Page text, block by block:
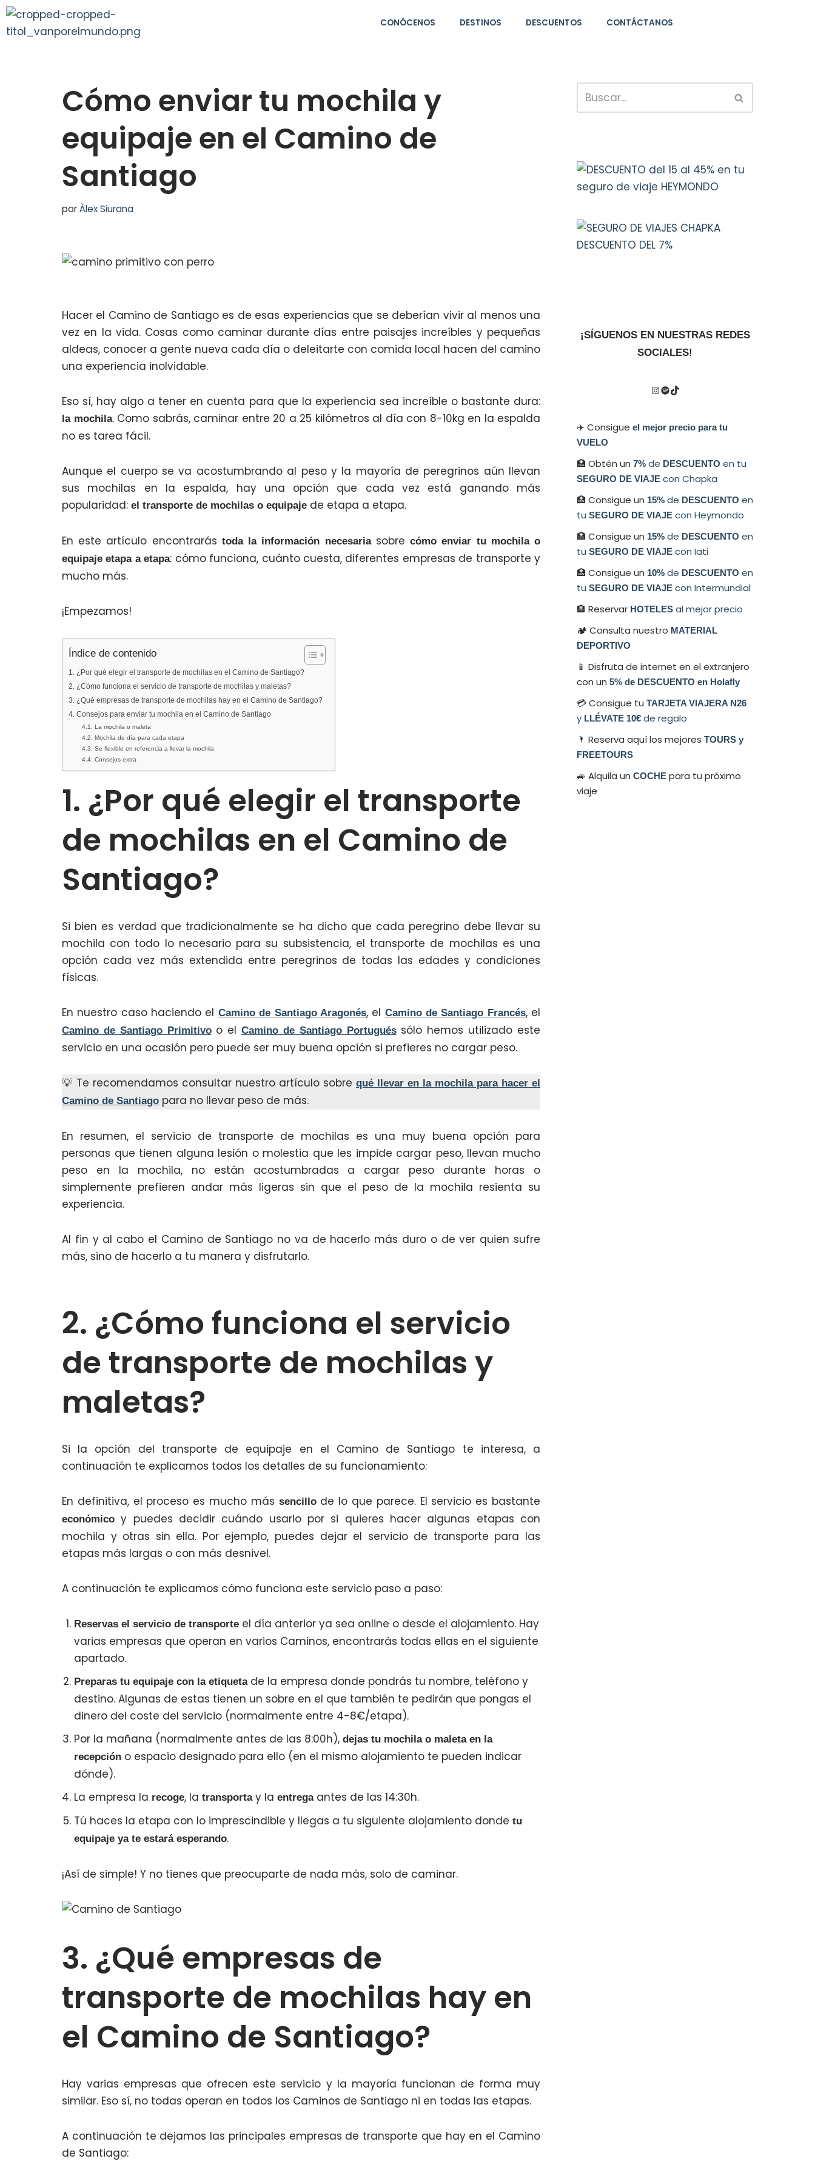
Saltar
CONÓCENOS DESTINOS DESCUENTOS CONTÁCTANOS
Cómo enviar tu mochila y
equipaje en el Camino de
Santiago
porÀlex Siurana
Hacer el Camino de Santiago es de esas experiencias que se deberían vivir al menos una
vez en la vida. Cosas como caminar durante días entre paisajes increíbles y pequeñas
aldeas, conocer a gente nueva cada día o deleitarte con comida local hacen del camino
una experiencia inolvidable.
Eso sí, hay algo a tener en cuenta para que la experiencia sea increíble o bastante dura:
la mochila. Como sabrás, caminar entre 20 a 25 kilómetros al día con 8-10kg en la espalda
no es tarea fácil.
Aunque el cuerpo se va acostumbrando al peso y la mayoría de peregrinos aún llevan
sus mochilas en la espalda, hay una opción que cada vez está ganando más
popularidad: el transporte de mochilas o equipaje de etapa a etapa.
En este artículo encontrarás toda la información necesariasobrecómo enviar tu mochila o
equipaje etapa a etapa: cómo funciona, cuánto cuesta, diferentes empresas de transporte y
mucho más.
¡Empezamos!
Índice de contenido
1. ¿Por qué elegir el transporte de mochilas en el Camino de Santiago?
2. ¿Cómo funciona el servicio de transporte de mochilas y maletas?
3. ¿Qué empresas de transporte de mochilas hay en el Camino de Santiago?
4. Consejos para enviar tu mochila en el Camino de Santiago
4.1. La mochila o maleta
4.2. Mochila de día para cada etapa
4.3. Se flexible en referencia a llevar la mochila
4.4. Consejos extra
1. ¿Por qué elegir el transporte
de mochilas en el Camino de
Santiago?
Si bien es verdad que tradicionalmente se ha dicho que cada peregrino debe llevar su
mochila con todo lo necesario para su subsistencia, el transporte de mochilas es una
opción cada vez más extendida entre peregrinos de todas las edades y condiciones
físicas.
En nuestro caso haciendo el Camino de Santiago Aragonés, el Camino de Santiago Francés, el
Camino de Santiago Primitivoo elCamino de Santiago Portuguéssólo hemos utilizado este
servicio en una ocasión pero puede ser muy buena opción si prefieres no cargar peso.
💡 Te recomendamos consultar nuestro artículo sobre qué llevar en la mochila para hacer el
Camino de Santiago para no llevar peso de más.
En resumen, el servicio de transporte de mochilas es una muy buena opción para
personas que tienen alguna lesión o molestia que les impide cargar peso, llevan mucho
peso en la mochila, no están acostumbradas a cargar peso durante horas o
simplemente prefieren andar más ligeras sin que el peso de la mochila resienta su
experiencia.
Al fin y al cabo el Camino de Santiago no va de hacerlo más duro o de ver quien sufre
más, sino de hacerlo a tu manera y disfrutarlo.
2. ¿Cómo funciona el servicio
de transporte de mochilas y
maletas?
Si la opción del transporte de equipaje en el Camino de Santiago te interesa, a
continuación te explicamos todos los detalles de su funcionamiento:
En definitiva, el proceso es mucho más sencillode lo que parece. El servicio es bastante
económico y puedes decidir cuándo usarlo por si quieres hacer algunas etapas con
mochila y otras sin ella. Por ejemplo, puedes dejar el servicio de transporte para las
etapas más largas o con más desnivel.
A continuación te explicamos cómo funciona este servicio paso a paso:
Reservas el servicio de transporte el día anterior ya sea online o desde el alojamiento. Hay
varias empresas que operan en varios Caminos, encontrarás todas ellas en el siguiente
apartado.
Preparas tu equipaje con la etiquetade la empresa donde pondrás tu nombre, teléfono y
destino. Algunas de estas tienen un sobre en el que también te pedirán que pongas el
dinero del coste del servicio (normalmente entre 4-8€/etapa).
Por la mañana (normalmente antes de las 8:00h), dejas tu mochila o maleta en la
recepción o espacio designado para ello (en el mismo alojamiento te pueden indicar
dónde).
La empresa la recoge, la transportay la entregaantes de las 14:30h.
Tú haces la etapa con lo imprescindible y llegas a tu siguiente alojamiento donde tu
equipaje ya te estará esperando.
¡Así de simple! Y no tienes que preocuparte de nada más, solo de caminar.
3. ¿Qué empresas de
transporte de mochilas hay en
el Camino de Santiago?
Hay varias empresas que ofrecen este servicio y la mayoría funcionan de forma muy
similar. Eso sí, no todas operan en todos los Caminos de Santiago ni en todas las etapas.
A continuación te dejamos las principales empresas de transporte que hay en el Camino
de Santiago:
¡SÍGUENOS EN NUESTRAS REDES
SOCIALES!
✈️ Consigue el mejor precio para tu
VUELO
🏥 Obtén un 7% de DESCUENTO en tu
SEGURO DE VIAJE con Chapka
🏥 Consigue un 15% de DESCUENTO en
tu SEGURO DE VIAJE con Heymondo
🏥 Consigue un 15% de DESCUENTO en
tu SEGURO DE VIAJE con Iati
🏥 Consigue un 10% de DESCUENTO en
tu SEGURO DE VIAJE con Intermundial
🏨 Reservar HOTELES al mejor precio
🏕 Consulta nuestro MATERIAL
DEPORTIVO
📱 Disfruta de internet en el extranjero
con un 5% de DESCUENTO en Holafly
💳​ Consigue tu TARJETA VIAJERA N26
y LLÉVATE 10€ de regalo
🌂 Reserva aquí los mejores TOURS y
FREETOURS
🚙 Alquila un COCHE para tu próximo
viaje